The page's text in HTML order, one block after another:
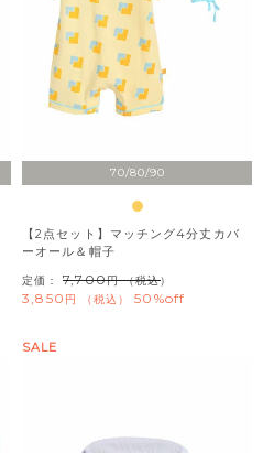
70/80/90
【2点セット】マッチング4分丈カバ
ーオール＆帽子
定価： 7,700 （税込）
3,850 税込 50%off
SALE